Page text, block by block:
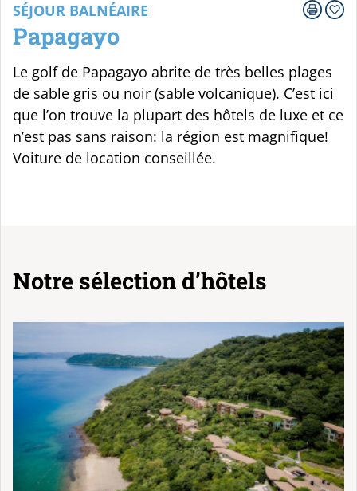
SÉJOUR BALNÉAIRE
Papagayo
Le golf de Papagayo abrite de très belles plages
de sable gris ou noir (sable volcanique). C’est ici
que l’on trouve la plupart des hôtels de luxe et ce
n’est pas sans raison: la région est magnifique!
Voiture de location conseillée.
Notre sélection d’hôtels